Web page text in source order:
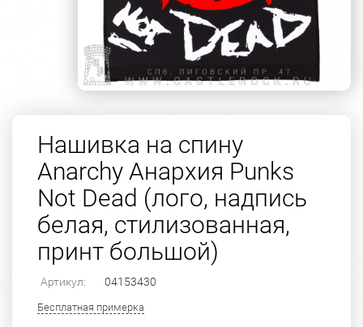
Нашивка на спину
Anarchy Анархия Punks
Not Dead (лого, надпись
белая, стилизованная,
принт большой)
Артикул: 04153430
Бесплатная примерка